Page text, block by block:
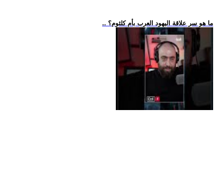
.. ما هو سر علاقة اليهود العرب بأم كلثوم؟